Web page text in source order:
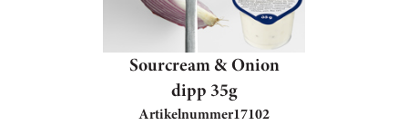
Sourcream & Onion
dipp 35g
Artikelnummer17102